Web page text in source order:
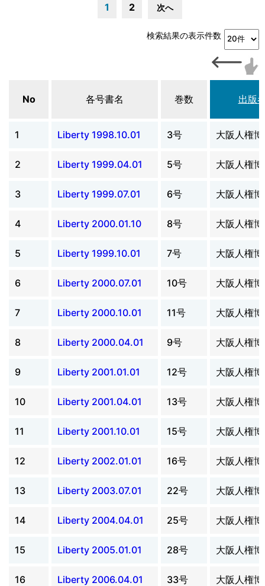
1 2 次へ
検索結果の表示件数
No 各号書名 巻数 出版
1 Liberty 1998.10.01 3号 大阪人権
2 Liberty 1999.04.01 5号 大阪人権
3 Liberty 1999.07.01 6号 大阪人権
4 Liberty 2000.01.10 8号 大阪人権
5 Liberty 1999.10.01 7号 大阪人権
6 Liberty 2000.07.01 10号 大阪人権
7 Liberty 2000.10.01 11号 大阪人権
8 Liberty 2000.04.01 9号 大阪人権
9 Liberty 2001.01.01 12号 大阪人権
10 Liberty 2001.04.01 13号 大阪人権
11 Liberty 2001.10.01 15号 大阪人権
12 Liberty 2002.01.01 16号 大阪人権
13 Liberty 2003.07.01 22号 大阪人権
14 Liberty 2004.04.01 25号 大阪人権
15 Liberty 2005.01.01 28号 大阪人権
16 Liberty 2006.04.01 33号 大阪人権